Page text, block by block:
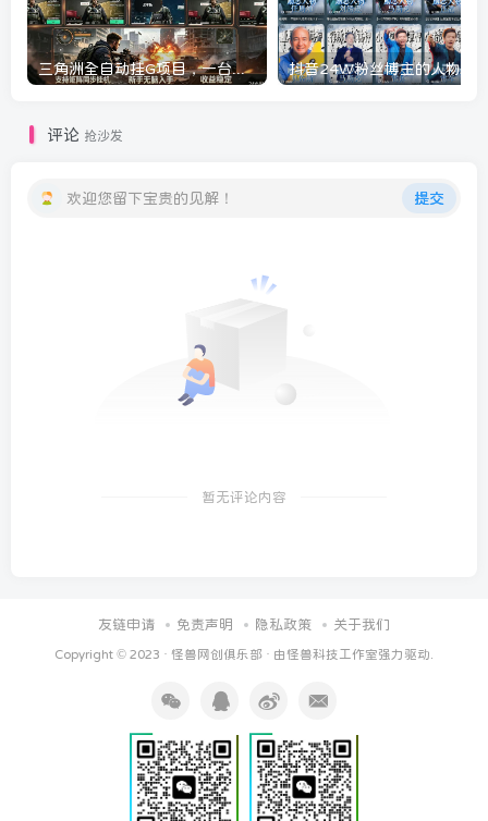
三角洲全自动挂G项目，一台电脑即可操作，防封稳账号，日收益300+，收益全程包回收，省心稳賺【揭秘】
评论 抢沙发
欢迎您留下宝贵的见解！ 提交
暂无评论内容
友链申请 免责声明 隐私政策 关于我们
Copyright © 2023 · 怪兽网创俱乐部 · 由怪兽科技工作室强力驱动.